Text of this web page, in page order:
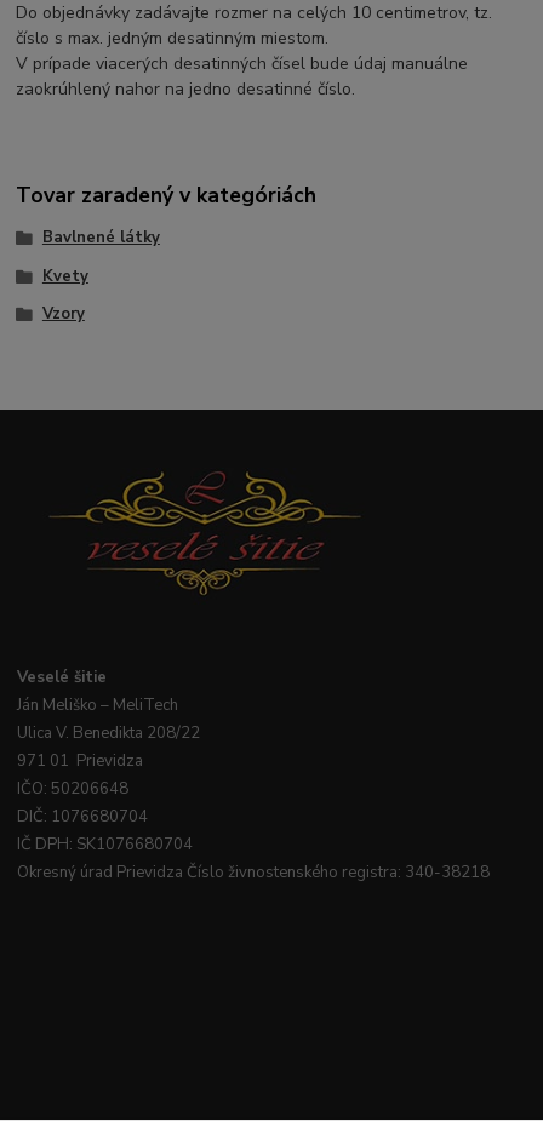
Do objednávky zadávajte rozmer na celých 10 centimetrov, tz.
číslo s max. jedným desatinným miestom.
V prípade viacerých desatinných čísel bude údaj manuálne
zaokrúhlený nahor na jedno desatinné číslo.
Tovar zaradený v kategóriách
Bavlnené látky
Kvety
Vzory
Veselé šitie
Ján Meliško – MeliTech
Ulica V. Benedikta 208/22
971 01 Prievidza
IČO: 50206648
DIČ: 1076680704
IČ DPH: SK1076680704
Okresný úrad Prievidza Číslo živnostenského registra: 340-38218